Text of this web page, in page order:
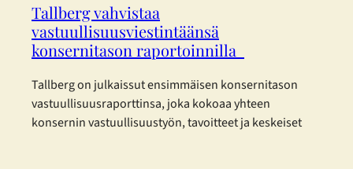
Tallberg vahvistaa
vastuullisuusviestintäänsä
konsernitason raportoinnilla
Tallberg on julkaissut ensimmäisen konsernitason
vastuullisuusraporttinsa, joka kokoaa yhteen
konsernin vastuullisuustyön, tavoitteet ja keskeiset